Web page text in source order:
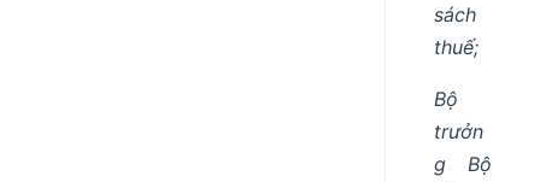
sách
thuế;
Bộ
trưởn
g Bộ